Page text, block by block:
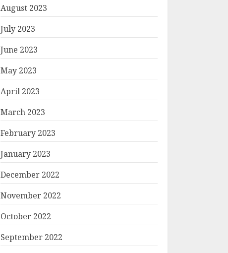
August 2023
July 2023
June 2023
May 2023
April 2023
March 2023
February 2023
January 2023
December 2022
November 2022
October 2022
September 2022